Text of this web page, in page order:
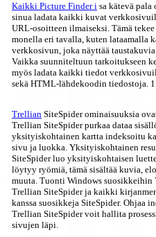
Kaikki Picture Finder i sa kätevä
sinua ladata kaikki kuvat
URL-osoitteen ilmaiseksi. Tämä
monella eri tavalla, kuten lataamalla
verkkosivun, joka näyttää
Vaikka suunniteltuun tarkoitukseen
myös ladata kaikki tiedot
sekä HTML-lähdekoodin tiedostoja.
Trellian SiteSpider ominaisuuksia
Trellian SiteSpider purkaa dataa
yksityiskohtainen kartta indeksoitu
sivu ja luokka. Yksityiskohtainen
SiteSpider luo yksityiskohtaisen
löytyy ryömiä, tämä sisältää kuvia,
muuta. Tuonti Windows suosikkeihin
Trellian SiteSpider ja kaikki
kanssa suosikkeja SiteSpider. Ohjaa
Trellian SiteSpider voit hallita
sivujen läpi.